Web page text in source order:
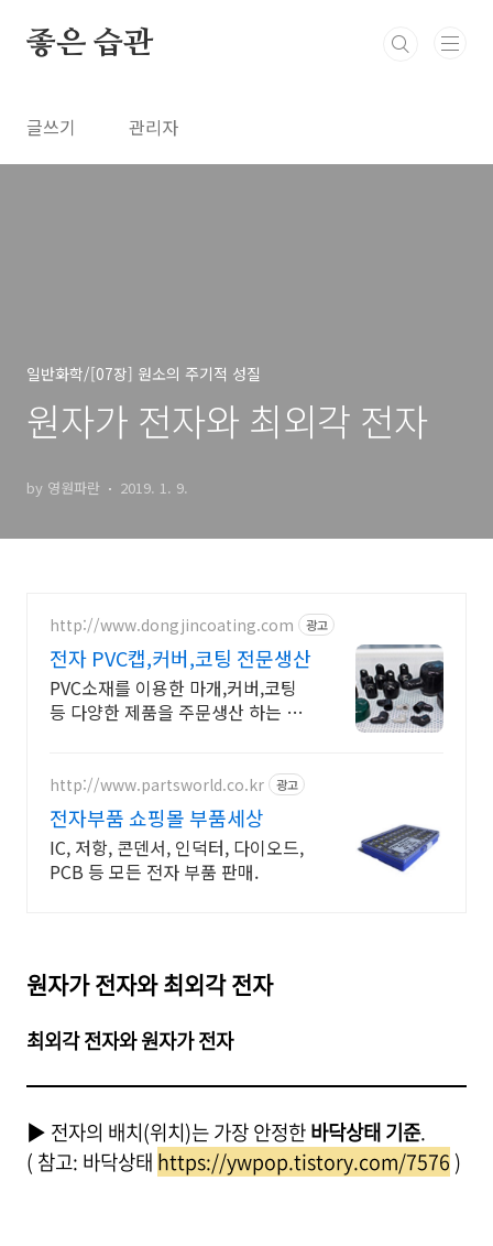
좋은 습관
글쓰기 관리자
일반화학/[07장] 원소의 주기적 성질
원자가 전자와 최외각 전자
by 영원파란 2019. 1. 9.
http://www.dongjincoating.com 광고
전자 PVC캡,커버,코팅 전문생산
PVC소재를 이용한 마개,커버,코팅
등 다양한 제품을 주문생산 하는 업
http://www.partsworld.co.kr 광고
전자부품 쇼핑몰 부품세상
IC, 저항, 콘덴서, 인덕터, 다이오드,
PCB 등 모든 전자 부품 판매.
원자가 전자와 최외각 전자
최외각 전자와 원자가 전자
▶ 전자의 배치(위치)는 가장 안정한바닥상태 기준.
( 참고: 바닥상태 https://ywpop.tistory.com/7576 )